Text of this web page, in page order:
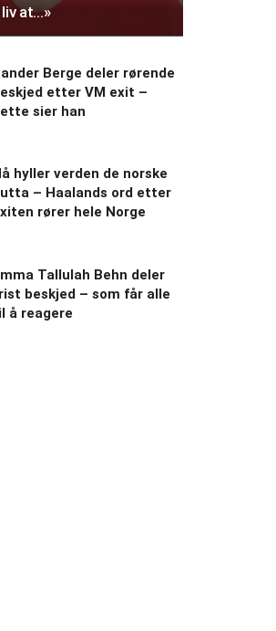
at…»
Berge deler rørende
etter VM exit –
sier han
hyller verden de norske
– Haalands ord etter
rører hele Norge
Tallulah Behn deler
beskjed – som får alle
å reagere